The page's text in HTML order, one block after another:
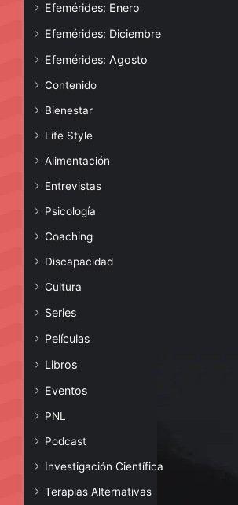
Efemérides: Enero
Efemérides: Diciembre
Efemérides: Agosto
Contenido
Bienestar
Life Style
Alimentación
Entrevistas
Psicología
Coaching
Discapacidad
Cultura
Series
Películas
Libros
Eventos
PNL
Podcast
Investigación Científica
Terapias Alternativas